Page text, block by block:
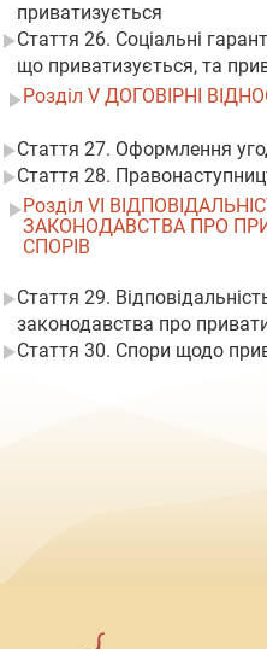
приватизується
Стаття 26. Соціальні
що приватизується, та
Розділ V ДОГОВІРНІ
Стаття 27. Оформлення
Стаття 28.
Розділ VI
ЗАКОНОДАВСТВА ПРО
СПОРІВ
Стаття 29.
законодавства про
Стаття 30. Спори щодо